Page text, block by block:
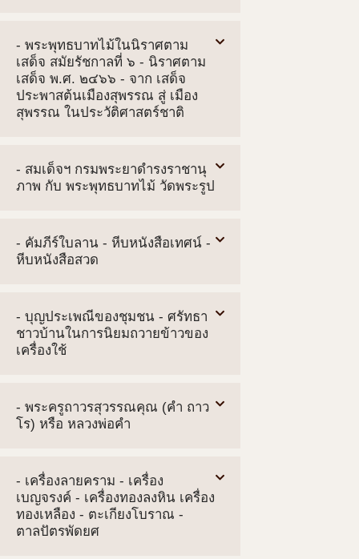
- พระพุทธบาทไม้ในนิราศตาม
เสด็จ สมัยรัชกาลที่ ๖ - นิราศตาม
เสด็จ พ.ศ. ๒๔๖๖ - จาก เสด็จ
ประพาสต้นเมืองสุพรรณ สู่ เมือง
สุพรรณ ในประวัติศาสตร์ชาติ
- สมเด็จฯ กรมพระยาดำรงราชานุ
ภาพ กับ พระพุทธบาทไม้ วัดพระรูป
- คัมภีร์ใบลาน - หีบหนังสือเทศน์ -
หีบหนังสือสวด
- บุญประเพณีของชุมชน - ศรัทธา
ชาวบ้านในการนิยมถวายข้าวของ
เครื่องใช้
- พระครูถาวรสุวรรณคุณ (คำ ถาว
โร) หรือ หลวงพ่อคำ
- เครื่องลายคราม - เครื่อง
เบญจรงค์ - เครื่องทองลงหิน เครื่อง
ทองเหลือง - ตะเกียงโบราณ -
ตาลปัตรพัดยศ